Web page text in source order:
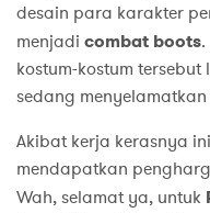
desain para karakter
menjadi combat boots.
kostum-kostum
sedang
Akibat kerja kerasnya
mendapatkan
Wah, selamat ya, untuk